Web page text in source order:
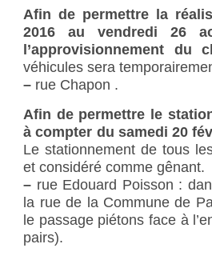
Afin de permettre la
2016 au vendredi 26
l’approvisionnement du
véhicules sera
– rue Chapon .
Afin de permettre le
à compter du samedi 20
Le stationnement de tous
et considéré comme gênant.
– rue Edouard Poisson :
la rue de la Commune de
le passage piétons face à
pairs).